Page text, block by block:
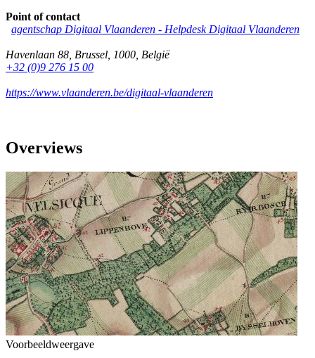
Point of contact
agentschap Digitaal Vlaanderen - Helpdesk Digitaal Vlaanderen
Havenlaan 88 Brussel 1000 België
+32 (0)9 276 15 00
https://www.vlaanderen.be/digitaal-vlaanderen
Overviews
Voorbeeldweergave